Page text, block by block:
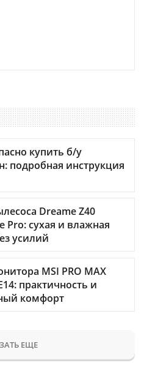
купить б/у
подробная инструкция
Dreame Z40
Pro: сухая и влажная
усилий
MSI PRO MAX
практичность и
комфорт
ЕЩЕ